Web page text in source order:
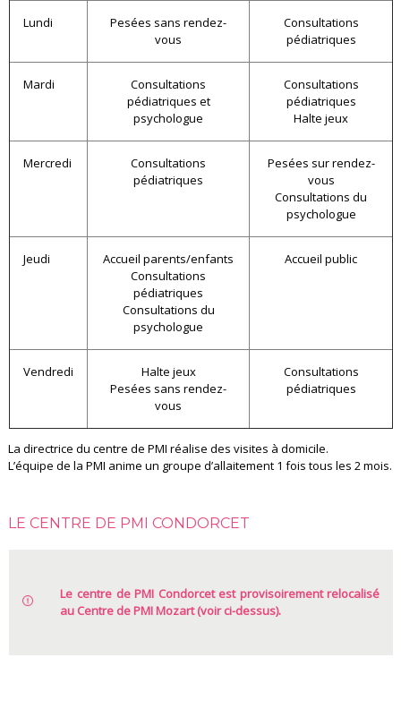
Lundi
Pesées sans rendez-
vous
Consultations
pédiatriques
Mardi
Consultations
pédiatriques et
psychologue
Consultations
pédiatriques
Halte jeux
Mercredi
Consultations
pédiatriques
Pesées sur rendez-
vous
Consultations du
psychologue
Jeudi
Accueil parents/enfants
Consultations
pédiatriques
Consultations du
psychologue
Accueil public
Vendredi
Halte jeux
Pesées sans rendez-
vous
Consultations
pédiatriques
La directrice du centre de PMI réalise des visites à domicile.
L’équipe de la PMI anime un groupe d’allaitement 1 fois tous les 2 mois.
LE CENTRE DE PMI CONDORCET
Le centre de PMI Condorcet est provisoirement relocalisé
au Centre de PMI Mozart (voir ci-dessus).